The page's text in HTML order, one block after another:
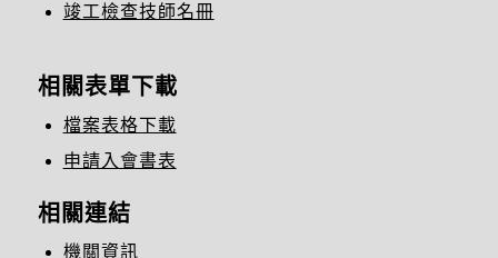
竣工檢查技師名冊
相關表單下載
檔案表格下載
申請入會書表
相關連結
機關資訊